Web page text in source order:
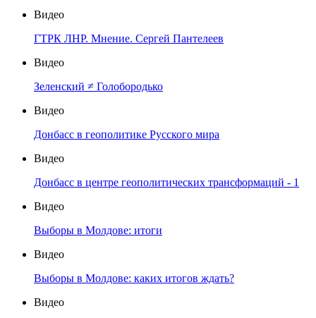
Видео
ГТРК ЛНР. Мнение. Сергей Пантелеев
Видео
Зеленский ≠ Голобородько
Видео
Донбасс в геополитике Русского мира
Видео
Донбасс в центре геополитических трансформаций - 1
Видео
Выборы в Молдове: итоги
Видео
Выборы в Молдове: каких итогов ждать?
Видео